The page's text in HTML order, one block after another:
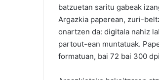
batzuetan saritu gabeak
Argazkia paperean, zuri-
onartzen da: digitala nahiz
partout-ean muntatuak.
formatuan, bai 72 bai 300